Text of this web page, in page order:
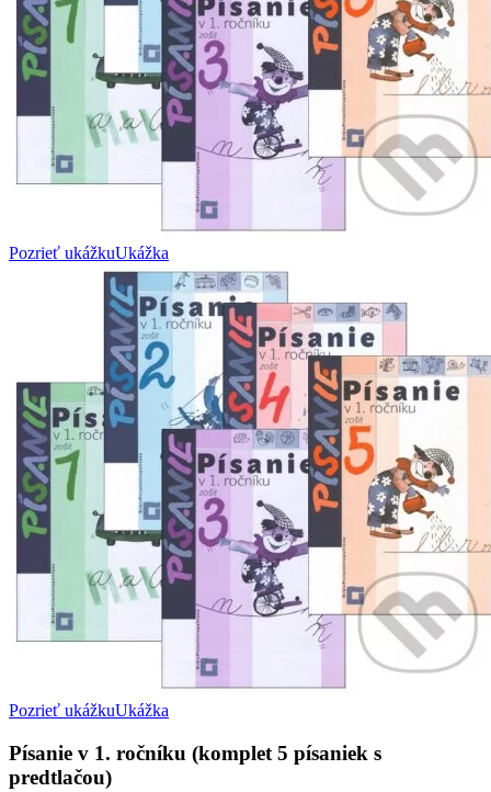
Pozrieť ukážkuUkážka
Pozrieť ukážkuUkážka
Písanie v 1. ročníku (komplet 5 písaniek s
predtlačou)